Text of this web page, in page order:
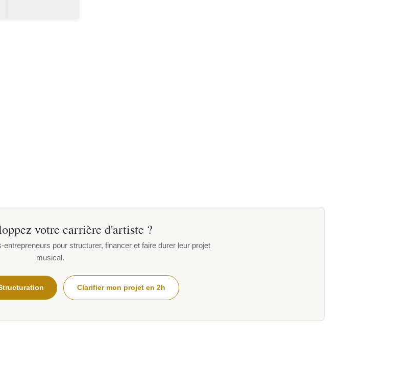
votre carrière d'artiste ?
pour structurer, financer et faire durer leur projet
musical.
Clarifier mon projet en 2h